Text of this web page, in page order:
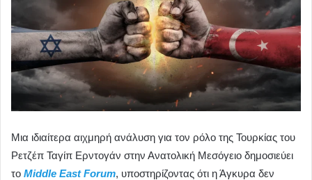
Μια ιδιαίτερα αιχμηρή ανάλυση για τον ρόλο της Τουρκίας του
Ρετζέπ Ταγίπ Ερντογάν στην Ανατολική Μεσόγειο δημοσιεύει
το Middle East Forum, υποστηρίζοντας ότι η Άγκυρα δεν